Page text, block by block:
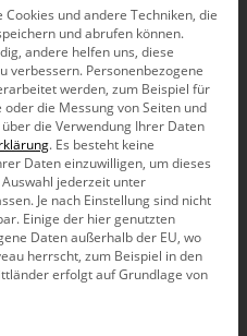
und andere Techniken, die
und abrufen können.
andere helfen uns, diese
verbessern. Personenbezogene
werden, zum Beispiel für
die Messung von Seiten und
die Verwendung Ihrer Daten
. Es besteht keine
Daten einzuwilligen, um dieses
jederzeit unter
Je nach Einstellung sind nicht
Einige der hier genutzten
Daten außerhalb der EU, wo
herrscht, zum Beispiel in den
erfolgt auf Grundlage von
Gruppen, für die eine